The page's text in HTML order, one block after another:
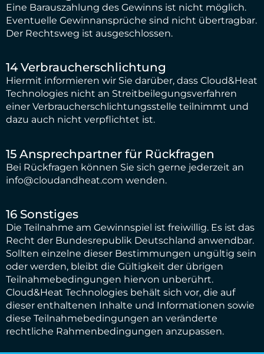
Eine Barauszahlung des Gewinns ist nicht möglich.
Eventuelle Gewinnansprüche sind nicht übertragbar.
Der Rechtsweg ist ausgeschlossen.
14 Verbraucherschlichtung
Hiermit informieren wir Sie darüber, dass Cloud&Heat
Technologies nicht an Streitbeilegungsverfahren
einer Verbraucherschlichtungsstelle teilnimmt und
dazu auch nicht verpflichtet ist.
15 Ansprechpartner für Rückfragen
Bei Rückfragen können Sie sich gerne jederzeit an
info@cloudandheat.com wenden.
16 Sonstiges
Die Teilnahme am Gewinnspiel ist freiwillig. Es ist das
Recht der Bundesrepublik Deutschland anwendbar.
Sollten einzelne dieser Bestimmungen ungültig sein
oder werden, bleibt die Gültigkeit der übrigen
Teilnahmebedingungen hiervon unberührt.
Cloud&Heat Technologies behält sich vor, die auf
dieser enthaltenen Inhalte und Informationen sowie
diese Teilnahmebedingungen an veränderte
rechtliche Rahmenbedingungen anzupassen.